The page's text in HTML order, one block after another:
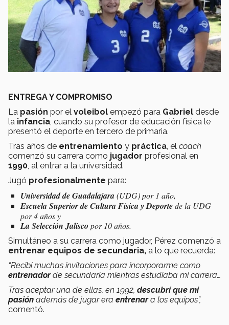
ENTREGA Y COMPROMISO
La pasión por el voleibol empezó para Gabriel desde
la infancia, cuando su profesor de educación física le
presentó el deporte en tercero de primaria.
Tras años de entrenamiento y práctica, el coach
comenzó su carrera como jugador profesional en
1990, al entrar a la universidad.
Jugó profesionalmente para:
Universidad de Guadalajara(UDG) por 1 año,
Escuela Superior de Cultura Física y Deportede la UDG
por 4 años y
La Selección Jalisco por 10 años.
Simultáneo a su carrera como jugador, Pérez comenzó a
entrenar equipos de secundaria, a lo que recuerda:
“Recibí muchas invitaciones para incorporarme como
entrenadorde secundaria mientras estudiaba mi carrera…
Tras aceptar una de ellas, en 1992, descubrí que mi
pasión además de jugar era entrenara los equipos”,
comentó.